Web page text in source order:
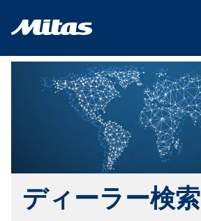
ディーラー検索